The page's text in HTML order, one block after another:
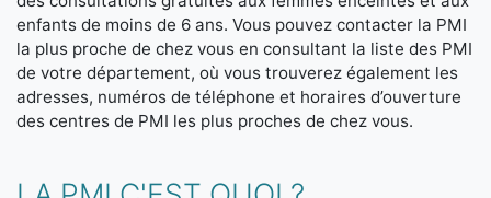
enfants de moins de 6 ans. Vous pouvez contacter la PMI
la plus proche de chez vous en consultant la liste des PMI
de votre département, où vous trouverez également les
adresses, numéros de téléphone et horaires d’ouverture
des centres de PMI les plus proches de chez vous.